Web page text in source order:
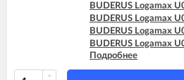
BUDERUS Logamax
BUDERUS Logamax
BUDERUS Logamax
BUDERUS Logamax
BUDERUS Logamax
BUDERUS Logamax
Подробнее